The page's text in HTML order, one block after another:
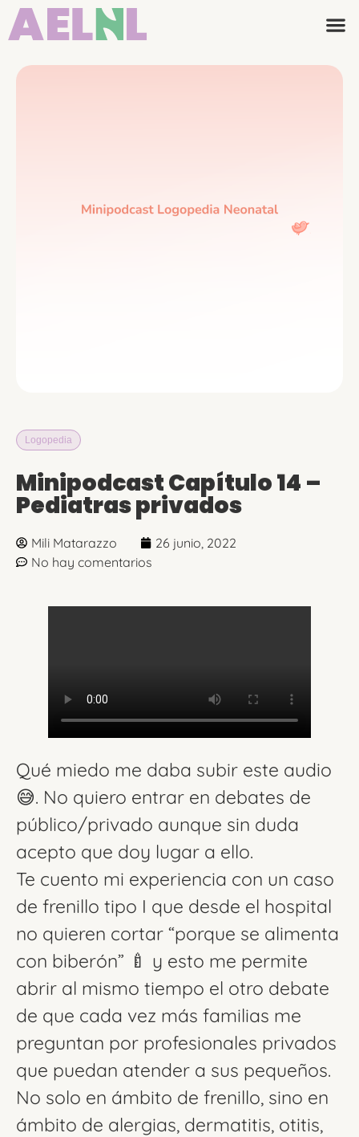
Logopedia
Minipodcast Capítulo 14 –
Pediatras privados
Mili Matarazzo
26 junio, 2022
No hay comentarios
Qué miedo me daba subir este audio
😅. No quiero entrar en debates de
público/privado aunque sin duda
acepto que doy lugar a ello.
Te cuento mi experiencia con un caso
de frenillo tipo I que desde el hospital
no quieren cortar “porque se alimenta
con biberón” 🍼 y esto me permite
abrir al mismo tiempo el otro debate
de que cada vez más familias me
preguntan por profesionales privados
que puedan atender a sus pequeños.
No solo en ámbito de frenillo, sino en
ámbito de alergias, dermatitis, otitis,